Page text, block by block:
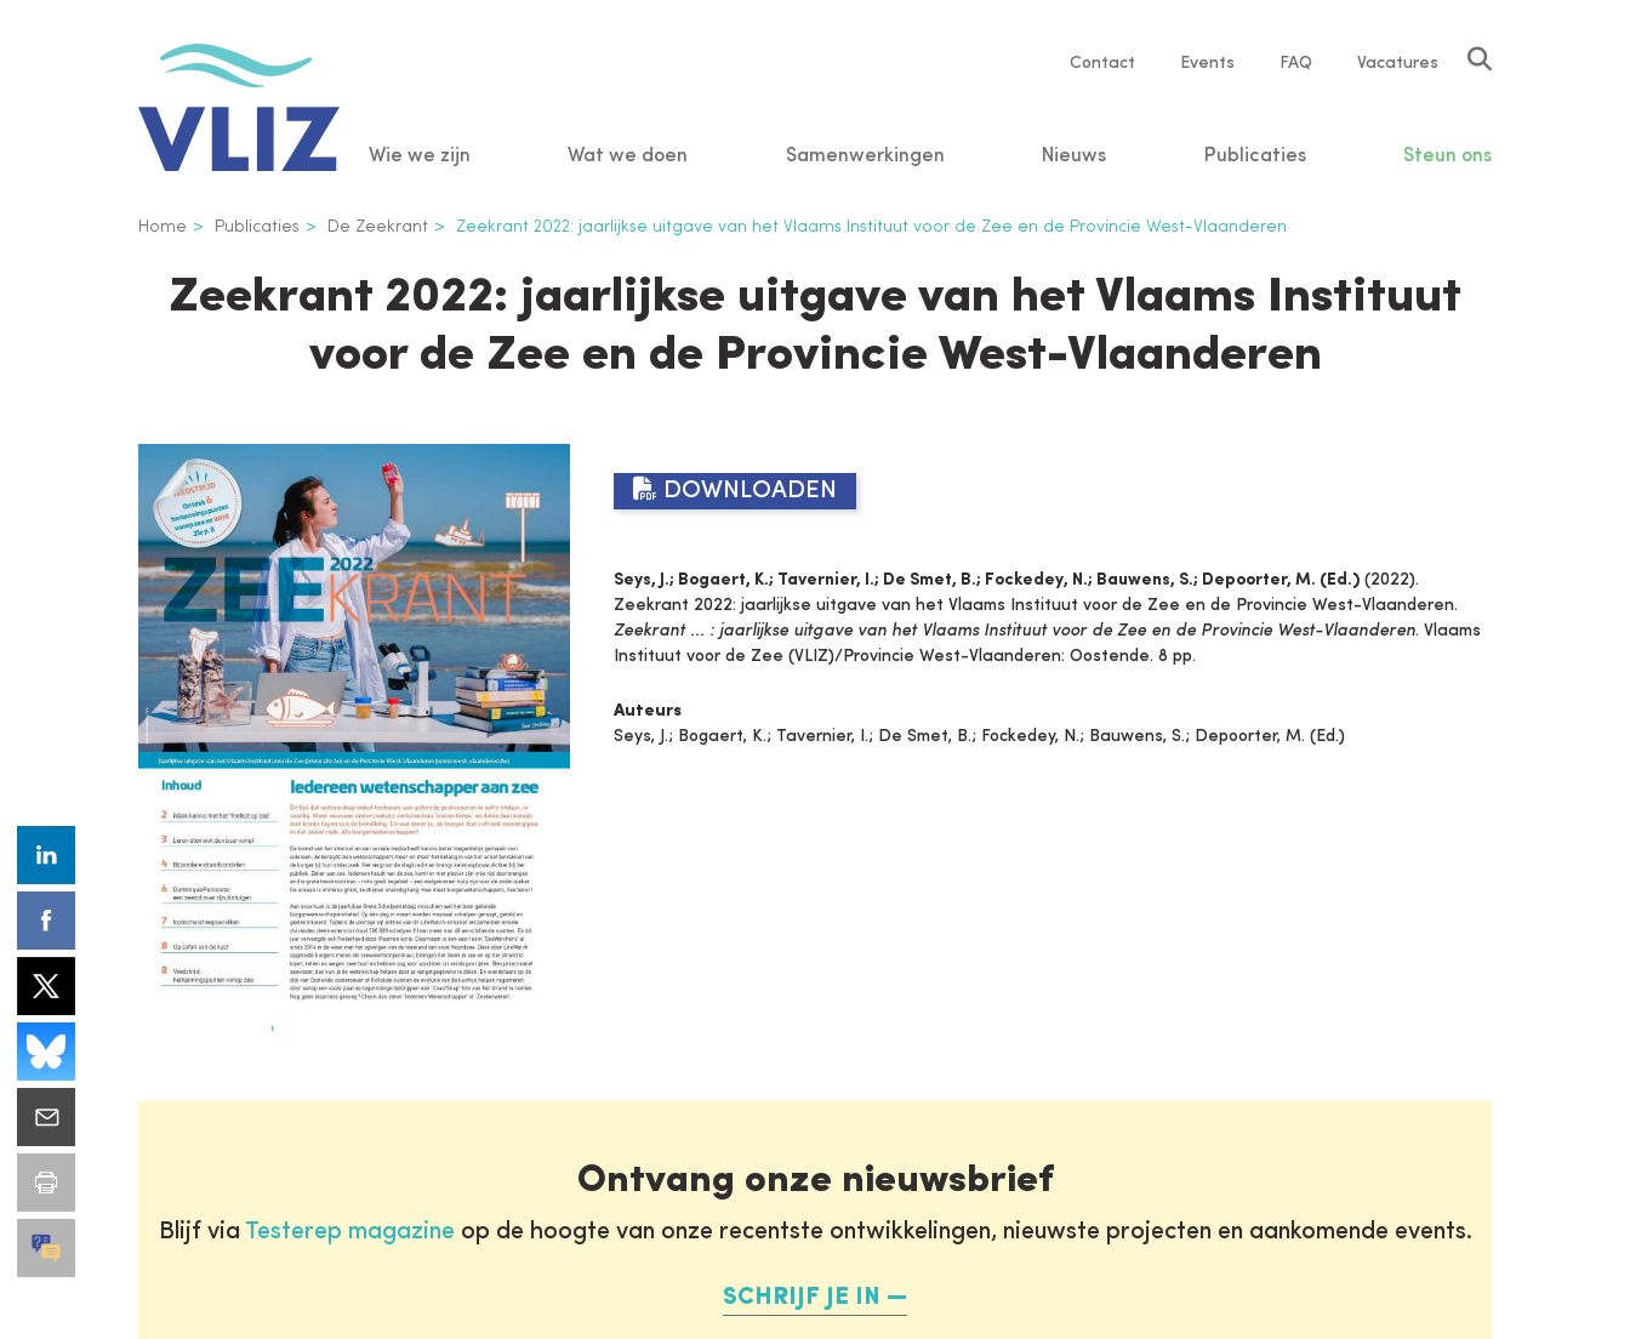
Service
Contact Events FAQ Vacatures
Main
navigation
Wie we zijn Wat we doen Samenwerkingen Nieuws Publicaties Steun ons
Kruimelpad
Home Publicaties De Zeekrant Zeekrant 2022: jaarlijkse uitgave van het Vlaams Instituut voor de Zee en de Provincie West-Vlaanderen
Zeekrant 2022: jaarlijkse uitgave van het Vlaams Instituut
voor de Zee en de Provincie West-Vlaanderen
DOWNLOADEN
Seys, J.; Bogaert, K.; Tavernier, I.; De Smet, B.; Fockedey, N.; Bauwens, S.; Depoorter, M. (Ed.) (2022).
Zeekrant 2022: jaarlijkse uitgave van het Vlaams Instituut voor de Zee en de Provincie West-Vlaanderen.
Zeekrant ... : jaarlijkse uitgave van het Vlaams Instituut voor de Zee en de Provincie West-Vlaanderen. Vlaams
Instituut voor de Zee (VLIZ)/Provincie West-Vlaanderen: Oostende. 8 pp.
Auteurs
Seys, J.; Bogaert, K.; Tavernier, I.; De Smet, B.; Fockedey, N.; Bauwens, S.; Depoorter, M. (Ed.)
Ontvang onze nieuwsbrief
Blijf via Testerep magazine op de hoogte van onze recentste ontwikkelingen, nieuwste projecten en aankomende events.
SCHRIJF JE IN